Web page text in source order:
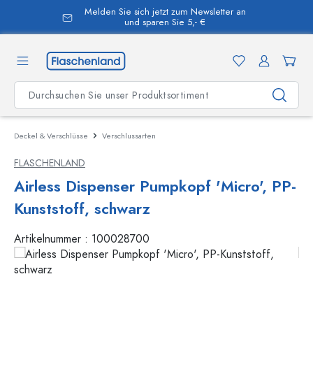
springen
Melden Sie sich jetzt zum Newsletter an
und sparen Sie 5,- €
Deckel & Verschlüsse Verschlussarten
FLASCHENLAND
Airless Dispenser Pumpkopf 'Micro', PP-
Kunststoff, schwarz
Artikelnummer : 100028700